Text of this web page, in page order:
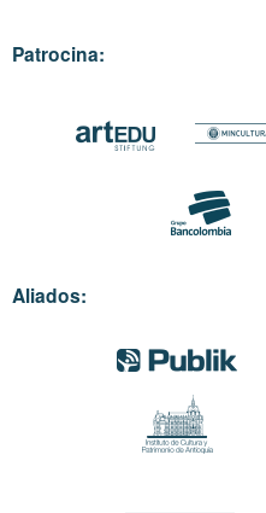
Patrocina:
Aliados: